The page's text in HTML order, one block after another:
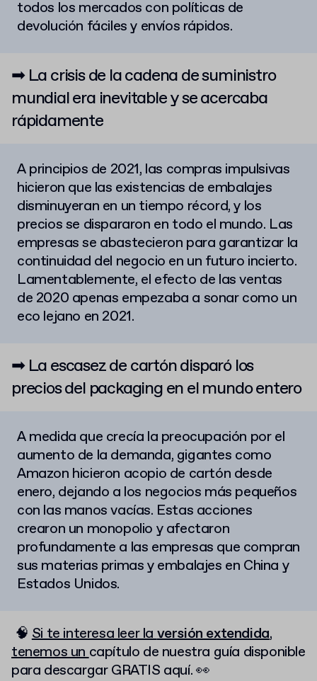
todos los mercados con políticas de
devolución fáciles y envíos rápidos.
➡ La crisis de la cadena de suministro
mundial era inevitable y se acercaba
rápidamente
A principios de 2021, las compras impulsivas
hicieron que las existencias de embalajes
disminuyeran en un tiempo récord, y los
precios se dispararon en todo el mundo. Las
empresas se abastecieron para garantizar la
continuidad del negocio en un futuro incierto.
Lamentablemente, el efecto de las ventas
de 2020 apenas empezaba a sonar como un
eco lejano en 2021.
➡ La escasez de cartón disparó los
precios del packaging en el mundo entero
A medida que crecía la preocupación por el
aumento de la demanda, gigantes como
Amazon hicieron acopio de cartón desde
enero, dejando a los negocios más pequeños
con las manos vacías. Estas acciones
crearon un monopolio y afectaron
profundamente a las empresas que compran
sus materias primas y embalajes en China y
Estados Unidos.
🧠Si te interesa leer laversión extendida,
tenemos uncapítulo de nuestra guía disponible
para descargar GRATIS aquí. 👀